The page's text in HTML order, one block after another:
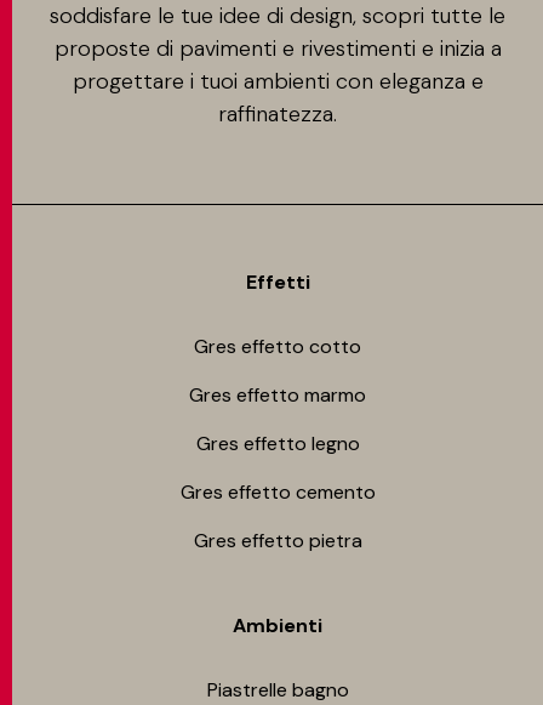
soddisfare le tue idee di design, scopri tutte le
proposte di pavimenti e rivestimenti e inizia a
progettare i tuoi ambienti con eleganza e
raffinatezza.
Effetti
Gres effetto cotto
Gres effetto marmo
Gres effetto legno
Gres effetto cemento
Gres effetto pietra
Ambienti
Piastrelle bagno